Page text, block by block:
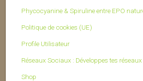
Phycocyanine & Spiruline entre EPO
Politique de cookies (UE)
Profile Utilisateur
Réseaux Sociaux : Développes tes réseaux
Shop